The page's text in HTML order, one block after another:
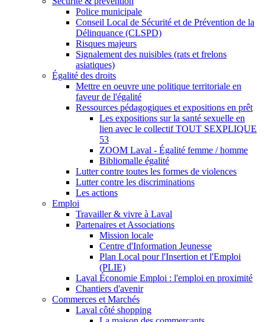
Police municipale
Conseil Local de Sécurité et de Prévention de la
Délinquance (CLSPD)
Risques majeurs
Signalement des nuisibles (rats et frelons
asiatiques)
Égalité des droits
Mettre en oeuvre une politique territoriale en
faveur de l'égalité
Ressources pédagogiques et expositions en prêt
Les expositions sur la santé sexuelle en
lien avec le collectif TOUT SEXPLIQUE
53
ZOOM Laval - Égalité femme / homme
Bibliomalle égalité
Lutter contre toutes les formes de violences
Lutter contre les discriminations
Les actions
Emploi
Travailler & vivre à Laval
Partenaires et Associations
Mission locale
Centre d'Information Jeunesse
Plan Local pour l'Insertion et l'Emploi
(PLIE)
Laval Économie Emploi : l'emploi en proximité
Chantiers d'avenir
Commerces et Marchés
Laval côté shopping